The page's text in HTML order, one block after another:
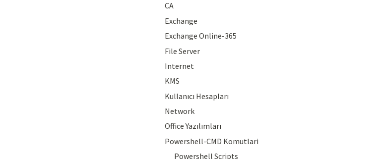
CA
Exchange
Exchange Online-365
File Server
Internet
KMS
Kullanıcı Hesapları
Network
Office Yazılımları
Powershell-CMD Komutlari
Powershell Scripts